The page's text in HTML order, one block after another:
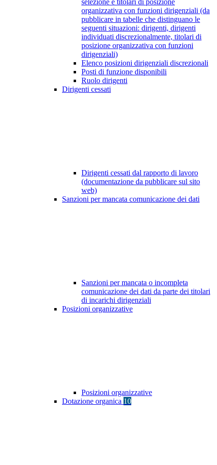
selezione e titolari di posizione
organizzativa con funzioni dirigenziali (da
pubblicare in tabelle che distinguano le
seguenti situazioni: dirigenti, dirigenti
individuati discrezionalmente, titolari di
posizione organizzativa con funzioni
dirigenziali)
Elenco posizioni dirigenziali discrezionali
Posti di funzione disponibili
Ruolo dirigenti
Dirigenti cessati
Dirigenti cessati dal rapporto di lavoro
(documentazione da pubblicare sul sito
web)
Sanzioni per mancata comunicazione dei dati
Sanzioni per mancata o incompleta
comunicazione dei dati da parte dei titolari
di incarichi dirigenziali
Posizioni organizzative
Posizioni organizzative
Dotazione organica 10